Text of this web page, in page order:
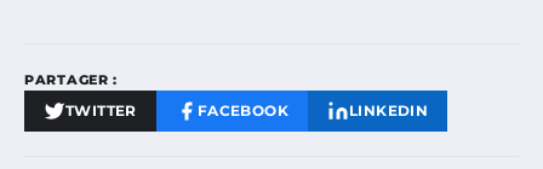
PARTAGER :
TWITTER FACEBOOK LINKEDIN